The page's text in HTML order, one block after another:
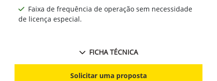
Faixa de frequência de operação sem necessidade
de licença especial.
FICHA TÉCNICA
Solicitar uma proposta